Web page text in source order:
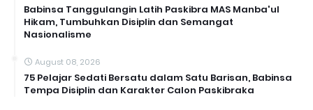
Babinsa Tanggulangin Latih Paskibra MAS Manba'ul
Hikam, Tumbuhkan Disiplin dan Semangat
Nasionalisme
August 08, 2026
75 Pelajar Sedati Bersatu dalam Satu Barisan, Babinsa
Tempa Disiplin dan Karakter Calon Paskibraka